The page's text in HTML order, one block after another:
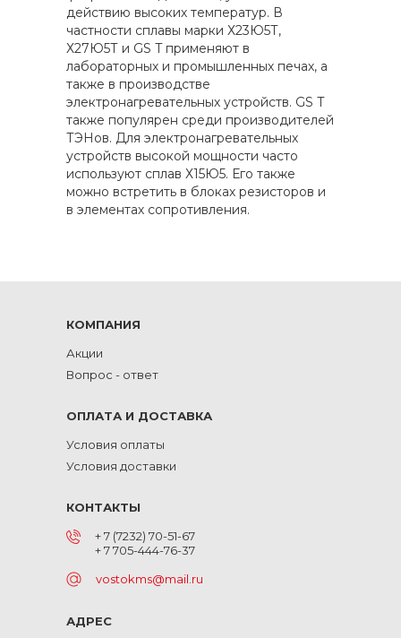
действию высоких температур. В
частности сплавы марки Х23Ю5Т,
Х27Ю5Т и GS T применяют в
лабораторных и промышленных печах, а
также в производстве
электронагревательных устройств. GS T
также популярен среди производителей
ТЭНов. Для электронагревательных
устройств высокой мощности часто
используют сплав Х15Ю5. Его также
можно встретить в блоках резисторов и
в элементах сопротивления.
КОМПАНИЯ
Акции
Вопрос - ответ
ОПЛАТА И ДОСТАВКА
Условия оплаты
Условия доставки
КОНТАКТЫ
+ 7 (7232) 70-51-67
+ 7 705-444-76-37
vostokms@mail.ru
АДРЕС